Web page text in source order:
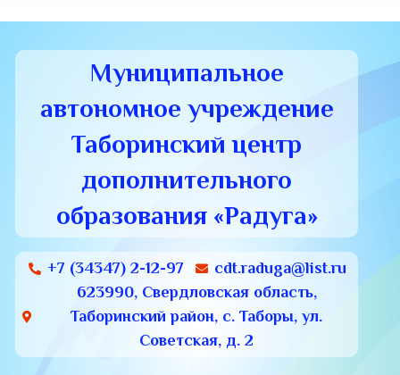
Муниципальное
автономное учреждение
Таборинский центр
дополнительного
образования «Радуга»
+7 (34347) 2-12-97
cdt.raduga@list.ru
623990, Свердловская область,
Таборинский район, с. Таборы, ул.
Советская, д. 2